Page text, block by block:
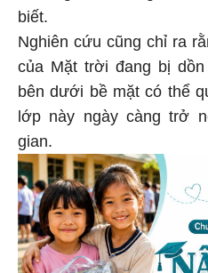
biết.
Nghiên cứu cũng chỉ ra
của Mặt trời đang bị
bên dưới bề mặt có thể
lớp này ngày càng trở
gian.